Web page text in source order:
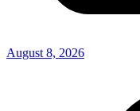
August 8, 2026